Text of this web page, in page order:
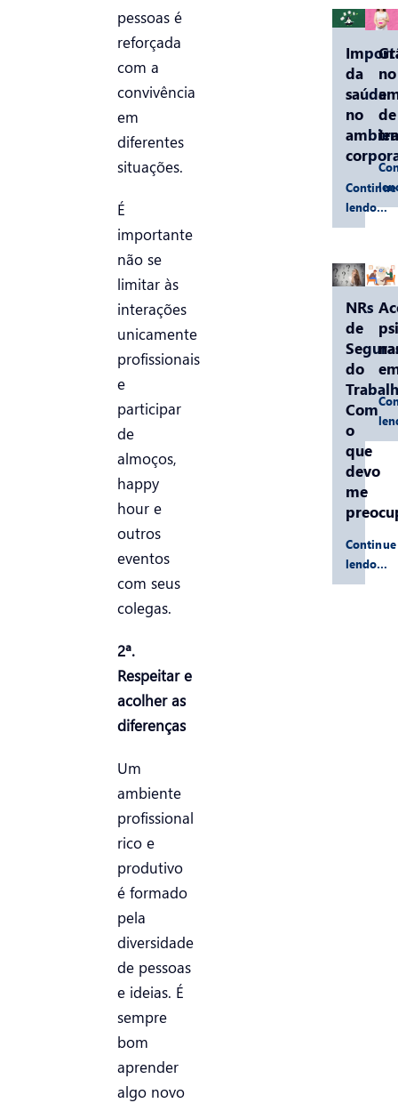
pessoas é
reforçada
com a
convivência
em
diferentes
situações.
É
importante
não se
limitar às
interações
unicamente
profissionais
e
participar
de
almoços,
happy
hour e
outros
eventos
com seus
colegas.
2ª.
Respeitar e
acolher as
diferenças
Um
ambiente
profissional
rico e
produtivo
é formado
pela
diversidade
de pessoas
e ideias. É
sempre
bom
aprender
algo novo
da
saúde
no
Continue
lendo…
no
de
NRs
de
do
Com
o
que
devo
me
Continue
lendo…